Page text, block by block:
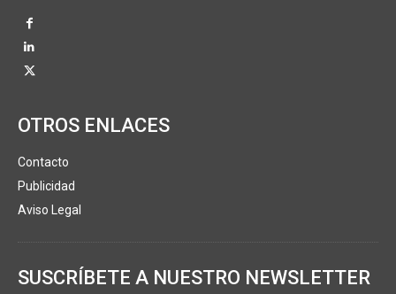
OTROS ENLACES
Contacto
Publicidad
Aviso Legal
SUSCRÍBETE A NUESTRO NEWSLETTER